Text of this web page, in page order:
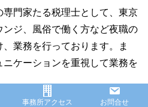
専門家たる税理士として、東京
ジ、風俗で働く方など夜職の
業務を行っております。ま
ケーションを重視して業務を
なると、長い付き合いとなる
事務所アクセス お問合せ